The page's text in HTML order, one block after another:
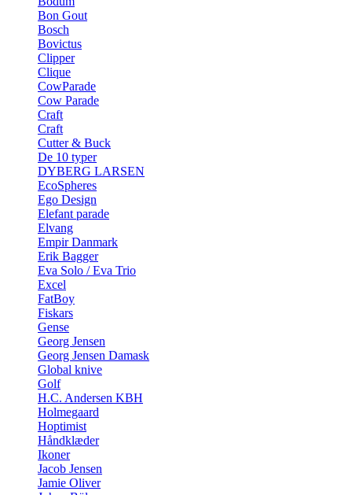
Bon Gout
Bosch
Bovictus
Clipper
Clique
CowParade
Cow Parade
Craft
Craft
Cutter & Buck
De 10 typer
DYBERG LARSEN
EcoSpheres
Ego Design
Elefant parade
Elvang
Empir Danmark
Erik Bagger
Eva Solo / Eva Trio
Excel
FatBoy
Fiskars
Gense
Georg Jensen
Georg Jensen Damask
Global knive
Golf
H.C. Andersen KBH
Holmegaard
Hoptimist
Håndklæder
Ikoner
Jacob Jensen
Jamie Oliver